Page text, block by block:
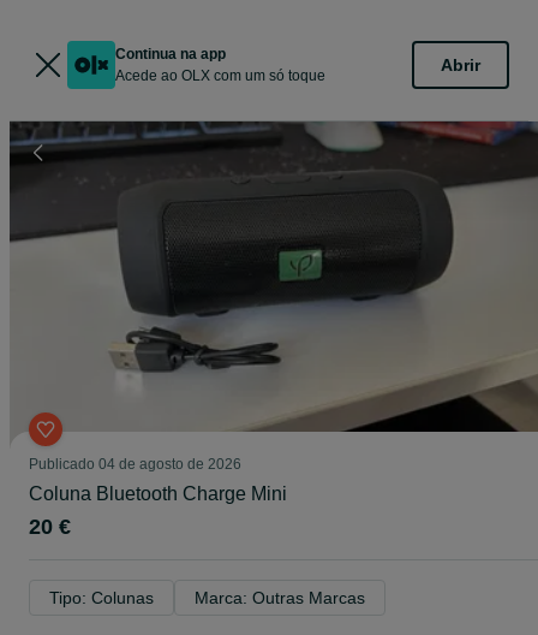
Continua na app
Acede ao OLX com um só toque
Abrir
Publicado 04 de agosto de 2026
Coluna Bluetooth Charge Mini
20 €
Tipo: Colunas Marca: Outras Marcas